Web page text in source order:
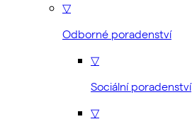
▽
Odborné poradenství
▽
Sociální poradenství
▽